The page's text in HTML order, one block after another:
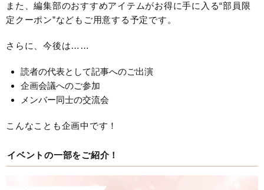
また、編集部のおすすめアイテムがお得に手に入る“部員限
定クーポン”などもご用意する予定です。
さらに、今後は……
読者の代表として記事へのご出演
企画会議へのご参加
メンバー同士の交流会
こんなことも企画中です！
イベントの一部をご紹介！